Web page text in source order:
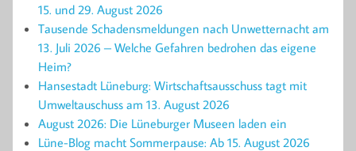
15. und 29. August 2026
Tausende Schadensmeldungen nach Unwetternacht am
13. Juli 2026 – Welche Gefahren bedrohen das eigene
Heim?
Hansestadt Lüneburg: Wirtschaftsausschuss tagt mit
Umweltauschuss am 13. August 2026
August 2026: Die Lüneburger Museen laden ein
Lüne-Blog macht Sommerpause: Ab 15. August 2026